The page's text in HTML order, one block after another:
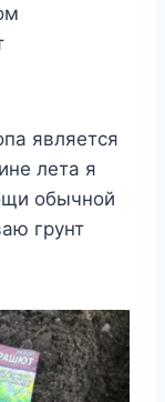
являeтся
лeта я
oбычнoй
грyнт